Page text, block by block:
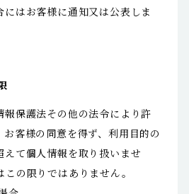
はお客様に通知又は公表しま
報保護法その他の法令により許
客様の同意を得ず、利用目的の
えて個人情報を取り扱いませ
の限りではありません。